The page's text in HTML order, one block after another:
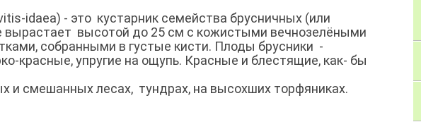
idaea) - это кустарник семейства брусничных (или
вырастает высотой до 25 см с кожистыми вечнозелёными
собранными в густые кисти. Плоды брусники -
красные, упругие на ощупь. Красные и блестящие, как- бы
и смешанных лесах, тундрах, на высохших торфяниках.